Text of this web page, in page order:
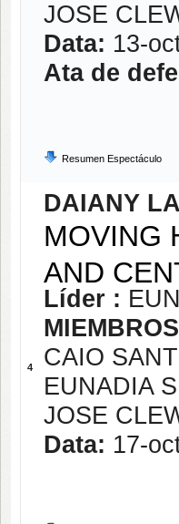
JOSE
Data: 13-
Ata de
Resumen Espectáculo
4
DAIANY
MOVING
AND
Líder :
CAIO
EUNADIA
JOSE
Data: 17-